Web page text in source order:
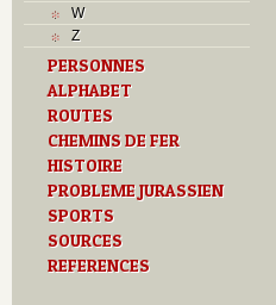
P
Problème jurassien
Q
R
S
T
Textes
U
Z
W
Z
PERSONNES
ALPHABET
ROUTES
CHEMINS DE FER
HISTOIRE
PROBLEME JURASSIEN
SPORTS
SOURCES
REFERENCES